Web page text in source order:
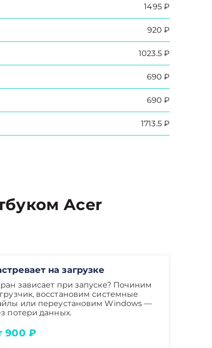
1495 ₽
920 ₽
1023.5 ₽
690 ₽
690 ₽
1713.5 ₽
Acer
на загрузке
зависает при запуске? Починим
восстановим системные
или переустановим Windows —
потери данных.
900 ₽